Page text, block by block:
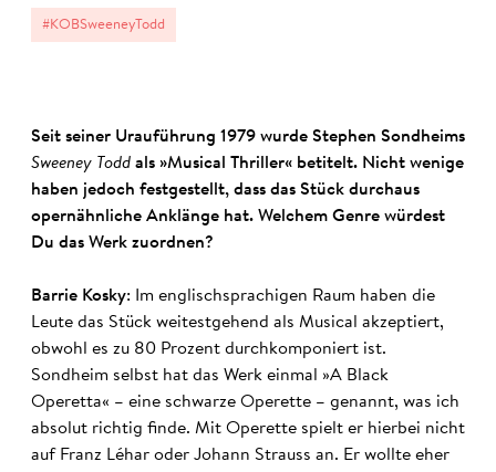
#KOBSweeneyTodd
Seit seiner Urauführung 1979 wurde Stephen Sondheims
Sweeney Todd als »Musical Thriller« betitelt. Nicht wenige
haben jedoch festgestellt, dass das Stück durchaus
opernähnliche Anklänge hat. Welchem Genre würdest
Du das Werk zuordnen?
Barrie Kosky: Im englischsprachigen Raum haben die
Leute das Stück weitestgehend als Musical akzeptiert,
obwohl es zu 80 Prozent durchkomponiert ist.
Sondheim selbst hat das Werk einmal »A Black
Operetta« – eine schwarze Operette – genannt, was ich
absolut richtig finde. Mit Operette spielt er hierbei nicht
auf Franz Léhar oder Johann Strauss an. Er wollte eher